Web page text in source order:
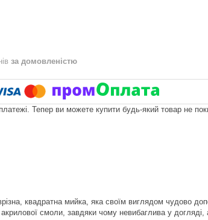
за домовленістю
Тепер ви можете купити будь-який товар не
квадратна мийка, яка своїм виглядом чудово
смоли, завдяки чому невибаглива у